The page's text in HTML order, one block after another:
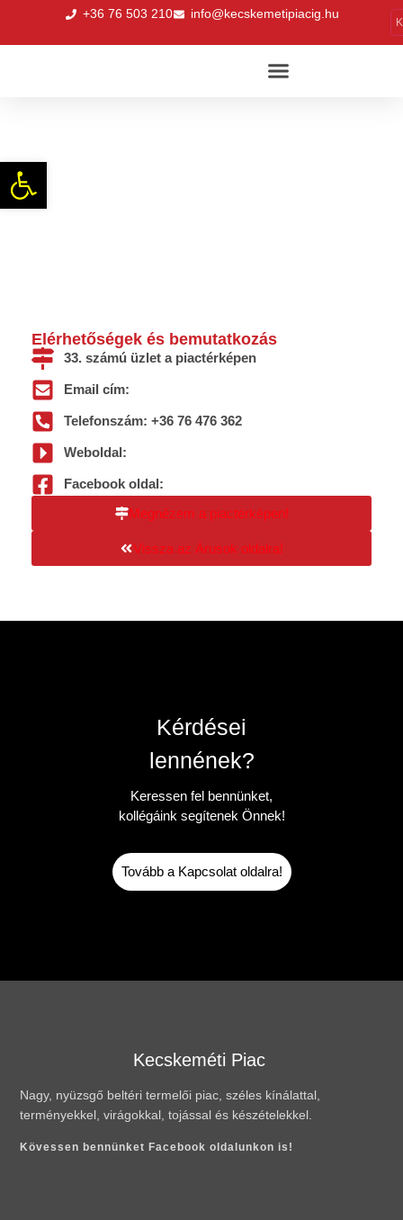
+36 76 503 210 info@kecskemetipiacig.hu
Elérhetőségek és bemutatkozás
33. számú üzlet a piactérképen
Email cím:
Telefonszám: +36 76 476 362
Weboldal:
Facebook oldal:
Megnézem a piactérképen!
Vissza az Árusok oldalra!
Kérdései
lennének?
Keressen fel bennünket,
kollégáink segítenek Önnek!
Tovább a Kapcsolat oldalra!
Kecskeméti Piac
Nagy, nyüzsgő beltéri termelői piac, széles kínálattal,
terményekkel, virágokkal, tojással és készételekkel.
Kövessen bennünket Facebook oldalunkon is!
Eszköztár megnyitása